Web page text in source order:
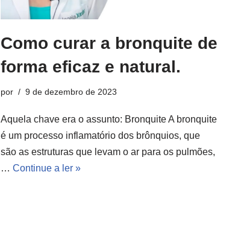
Como curar a bronquite de
forma eficaz e natural.
por 9 de dezembro de 2023
Aquela chave era o assunto: Bronquite A bronquite
é um processo inflamatório dos brônquios, que
são as estruturas que levam o ar para os pulmões,
… Continue a ler »